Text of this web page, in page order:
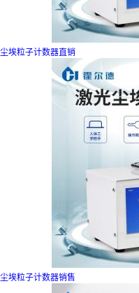
尘埃粒子计数器直销
尘埃粒子计数器销售